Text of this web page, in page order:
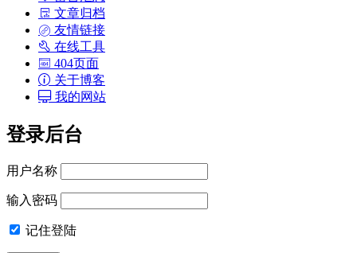
文章归档
友情链接
在线工具
404页面
关于博客
我的网站
登录后台
用户名称
输入密码
记住登陆